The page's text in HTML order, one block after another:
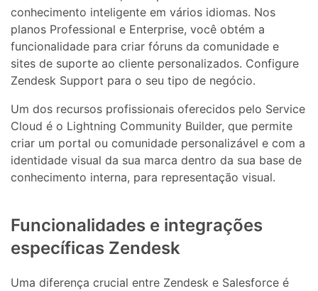
conhecimento inteligente em vários idiomas. Nos
planos Professional e Enterprise, você obtém a
funcionalidade para criar fóruns da comunidade e
sites de suporte ao cliente personalizados. Configure
Zendesk Support para o seu tipo de negócio.
Um dos recursos profissionais oferecidos pelo Service
Cloud é o Lightning Community Builder, que permite
criar um portal ou comunidade personalizável e com a
identidade visual da sua marca dentro da sua base de
conhecimento interna, para representação visual.
Funcionalidades e integrações
específicas Zendesk
Uma diferença crucial entre Zendesk e Salesforce é